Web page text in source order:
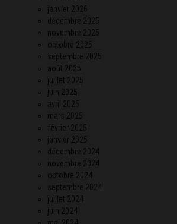
janvier 2026
décembre 2025
novembre 2025
octobre 2025
septembre 2025
août 2025
juillet 2025
juin 2025
avril 2025
mars 2025
février 2025
janvier 2025
décembre 2024
novembre 2024
octobre 2024
septembre 2024
juillet 2024
juin 2024